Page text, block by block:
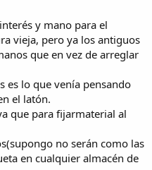
y mano para el
vieja, pero ya los antiguos
que en vez de arreglar
es lo que venía pensando
el latón.
que para fijarmaterial al
no serán como las
en cualquier almacén de